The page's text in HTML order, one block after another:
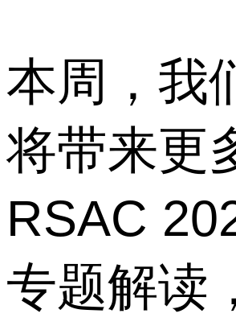
本周，我
将带来更
RSAC
专题解读